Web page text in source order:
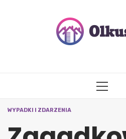
WYPADKI I ZDARZENIA